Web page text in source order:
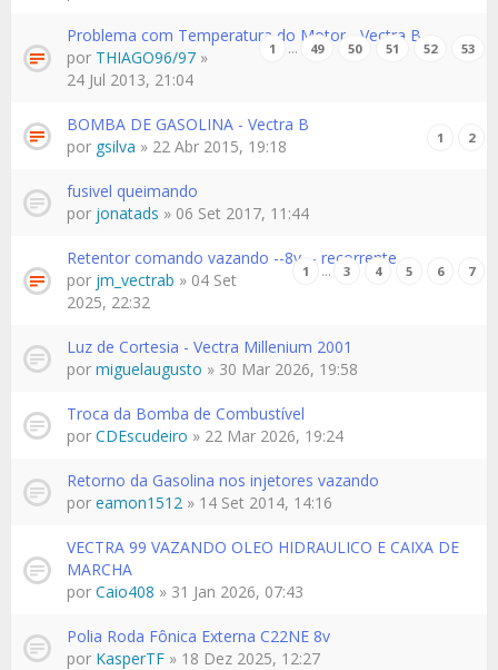
Problema com Temperatura do Motor - Vectra B
1 … 49 50 51 52 53
por THIAGO96/97 »
24 Jul 2013, 21:04
BOMBA DE GASOLINA - Vectra B
1 2
por gsilva » 22 Abr 2015, 19:18
fusivel queimando
por jonatads » 06 Set 2017, 11:44
Retentor comando vazando --8v -- recorrente
1 … 3 4 5 6 7
por jm_vectrab » 04 Set
2025, 22:32
Luz de Cortesia - Vectra Millenium 2001
por miguelaugusto » 30 Mar 2026, 19:58
Troca da Bomba de Combustível
por CDEscudeiro » 22 Mar 2026, 19:24
Retorno da Gasolina nos injetores vazando
por eamon1512 » 14 Set 2014, 14:16
VECTRA 99 VAZANDO OLEO HIDRAULICO E CAIXA DE
MARCHA
por Caio408 » 31 Jan 2026, 07:43
Polia Roda Fônica Externa C22NE 8v
por KasperTF » 18 Dez 2025, 12:27